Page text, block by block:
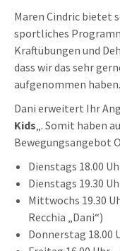
Maren Cindric bietet
sportliches
Kraftübungen und
dass wir das sehr
aufgenommen haben.
Dani erweitert Ihr
Kids„. Somit haben
Bewegungsangebot
Dienstags 18.00
Dienstags 19.30
Mittwochs 19.30
Recchia „Dani“)
Donnerstag 18.00